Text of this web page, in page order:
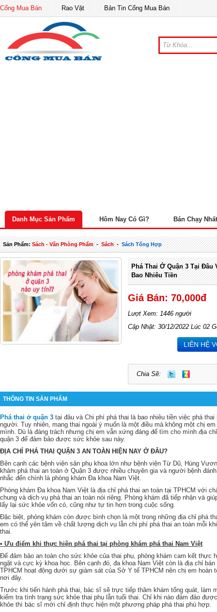
Cổng Mua Bán Rao Vặt Bản Tin Cổng Mua Bán
Danh Mục Sản Phẩm Hôm Nay Có Gì? Bán Chạy Nhất
Sản Phẩm:Sách - Văn Phòng Phẩm-Sách-Sách Tổng Hợp
Phá Thai Ở Quận 3 Tại Đâu
Bao Nhiêu Tiền
Giá Bán: 70,000đ
Lượt Xem: 1446 người
Cập Nhật: 30/12/2022 Lúc 02
LIÊN HỆ
Chia Sẽ:
THÔNG TIN SẢN PHẨM
Phá thai ở quận 3 tại đâu và Chi phí phá thai là bao nhiêu tiền việc phá
người. Tuy nhiên, mang thai ngoài ý muốn là một điều mà không một chị
mình. Dù là đáng trách nhưng chị em vẫn xứng đáng để tìm cho mình địa
quận 3 để đảm bảo được sức khỏe sau này.
ĐỊA CHỈ PHÁ THAI QUẬN 3 AN TOÀN HIỆN NAY Ở ĐÂU?
Bên cạnh các bệnh viện sản phụ khoa lớn như bệnh viện Từ Dũ, Hùng
khám phá thai an toàn ở Quận 3 được nhiều chuyên gia và người bệnh
nhắc đến chính là phòng khám Đa khoa Nam Việt.
Phòng khám Đa khoa Nam Việt là địa chỉ phá thai an toàn tại TPHCM với
chung và dịch vụ phá thai an toàn nói riêng. Phòng khám đã tiếp nhận và
lấy lại sức khỏe vốn có, cũng như tự tin hơn trong cuộc sống.
Đặc biệt, phòng khám còn được bình chọn là một trong những địa chỉ phá
em có thể yên tâm về chất lượng dịch vụ lẫn chi phí phá thai an toàn mỗi
thai.
• Ưu điểm khi thực hiện phá thai tại phòng khám phá thai Nam Việt
Để đảm bảo an toàn cho sức khỏe của thai phụ, phòng khám cam kết thực
ngặt và cực kỳ khoa học. Bên cạnh đó, đa khoa Nam Việt còn là địa chỉ
TPHCM hoạt động dưới sự giám sát của Sở Y tế TPHCM nên chị em hoàn
nơi đây.
Trước khi tiến hành phá thai, bác sĩ sẽ trực tiếp thăm khám tổng quát, làm
kiểm tra tình trạng sức khỏe thai phụ lẫn tuổi thai. Chỉ khi nào đảm đảo
khỏe thì bác sĩ mới chỉ định thực hiện một phương pháp phá thai phù hợp.